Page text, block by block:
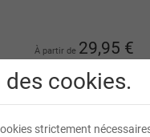
cookies.
strictement
À partir de 29,95 €